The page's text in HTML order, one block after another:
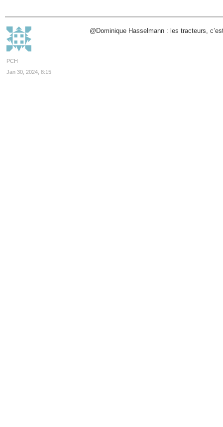
PCH
Jan 30, 2024, 8:15
@Dominique Hasselmann : les tracteurs,